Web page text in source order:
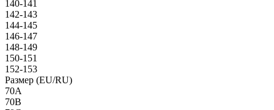
140-141
142-143
144-145
146-147
148-149
150-151
152-153
Размер (EU/RU)
70A
70B